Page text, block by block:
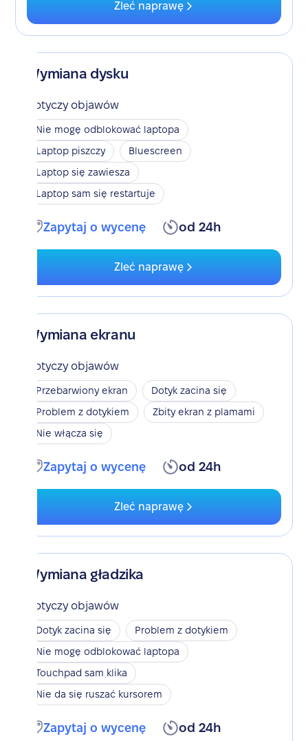
Zleć naprawę
Wymiana dysku
Dotyczy objawów
Nie mogę odblokować laptopa
Laptop piszczy
Bluescreen
Laptop się zawiesza
Laptop sam się restartuje
Zapytaj o wycenę od 24h
Zleć naprawę
Wymiana ekranu
Dotyczy objawów
Przebarwiony ekran
Dotyk zacina się
Problem z dotykiem
Zbity ekran z plamami
Nie włącza się
Zapytaj o wycenę od 24h
Zleć naprawę
Wymiana gładzika
Dotyczy objawów
Dotyk zacina się
Problem z dotykiem
Nie mogę odblokować laptopa
Touchpad sam klika
Nie da się ruszać kursorem
Zapytaj o wycenę od 24h